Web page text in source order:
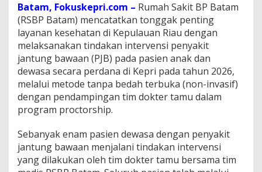
h
u
n
2
0
2
6
,
R
B
a
t
a
Batam, Fokuskepri.com – Rumah Sakit BP Batam
(RSBP Batam) mencatatkan tonggak penting
layanan kesehatan di Kepulauan Riau dengan
melaksanakan tindakan intervensi penyakit
jantung bawaan (PJB) pada pasien anak dan
dewasa secara perdana di Kepri pada tahun 2026,
melalui metode tanpa bedah terbuka (non-invasif)
dengan pendampingan tim dokter tamu dalam
program proctorship.
Sebanyak enam pasien dewasa dengan penyakit
jantung bawaan menjalani tindakan intervensi
yang dilakukan oleh tim dokter tamu bersama tim